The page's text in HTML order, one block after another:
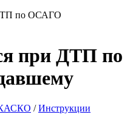
по ОСАГО
при ДТП по
/Инструкции